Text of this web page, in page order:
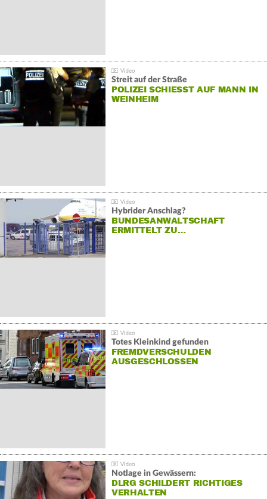
Streit auf der Straße
POLIZEI SCHIESST AUF MANN IN W
EINHEIM
Hybrider Anschlag?
BUNDESANWALTSCHAFT
ERMITTELT ZU…
Totes Kleinkind gefunden
FREMDVERSCHULDEN
AUSGESCHLOSSEN
Notlage in Gewässern:
DLRG SCHILDERT RICHTIGES
VERHALTEN